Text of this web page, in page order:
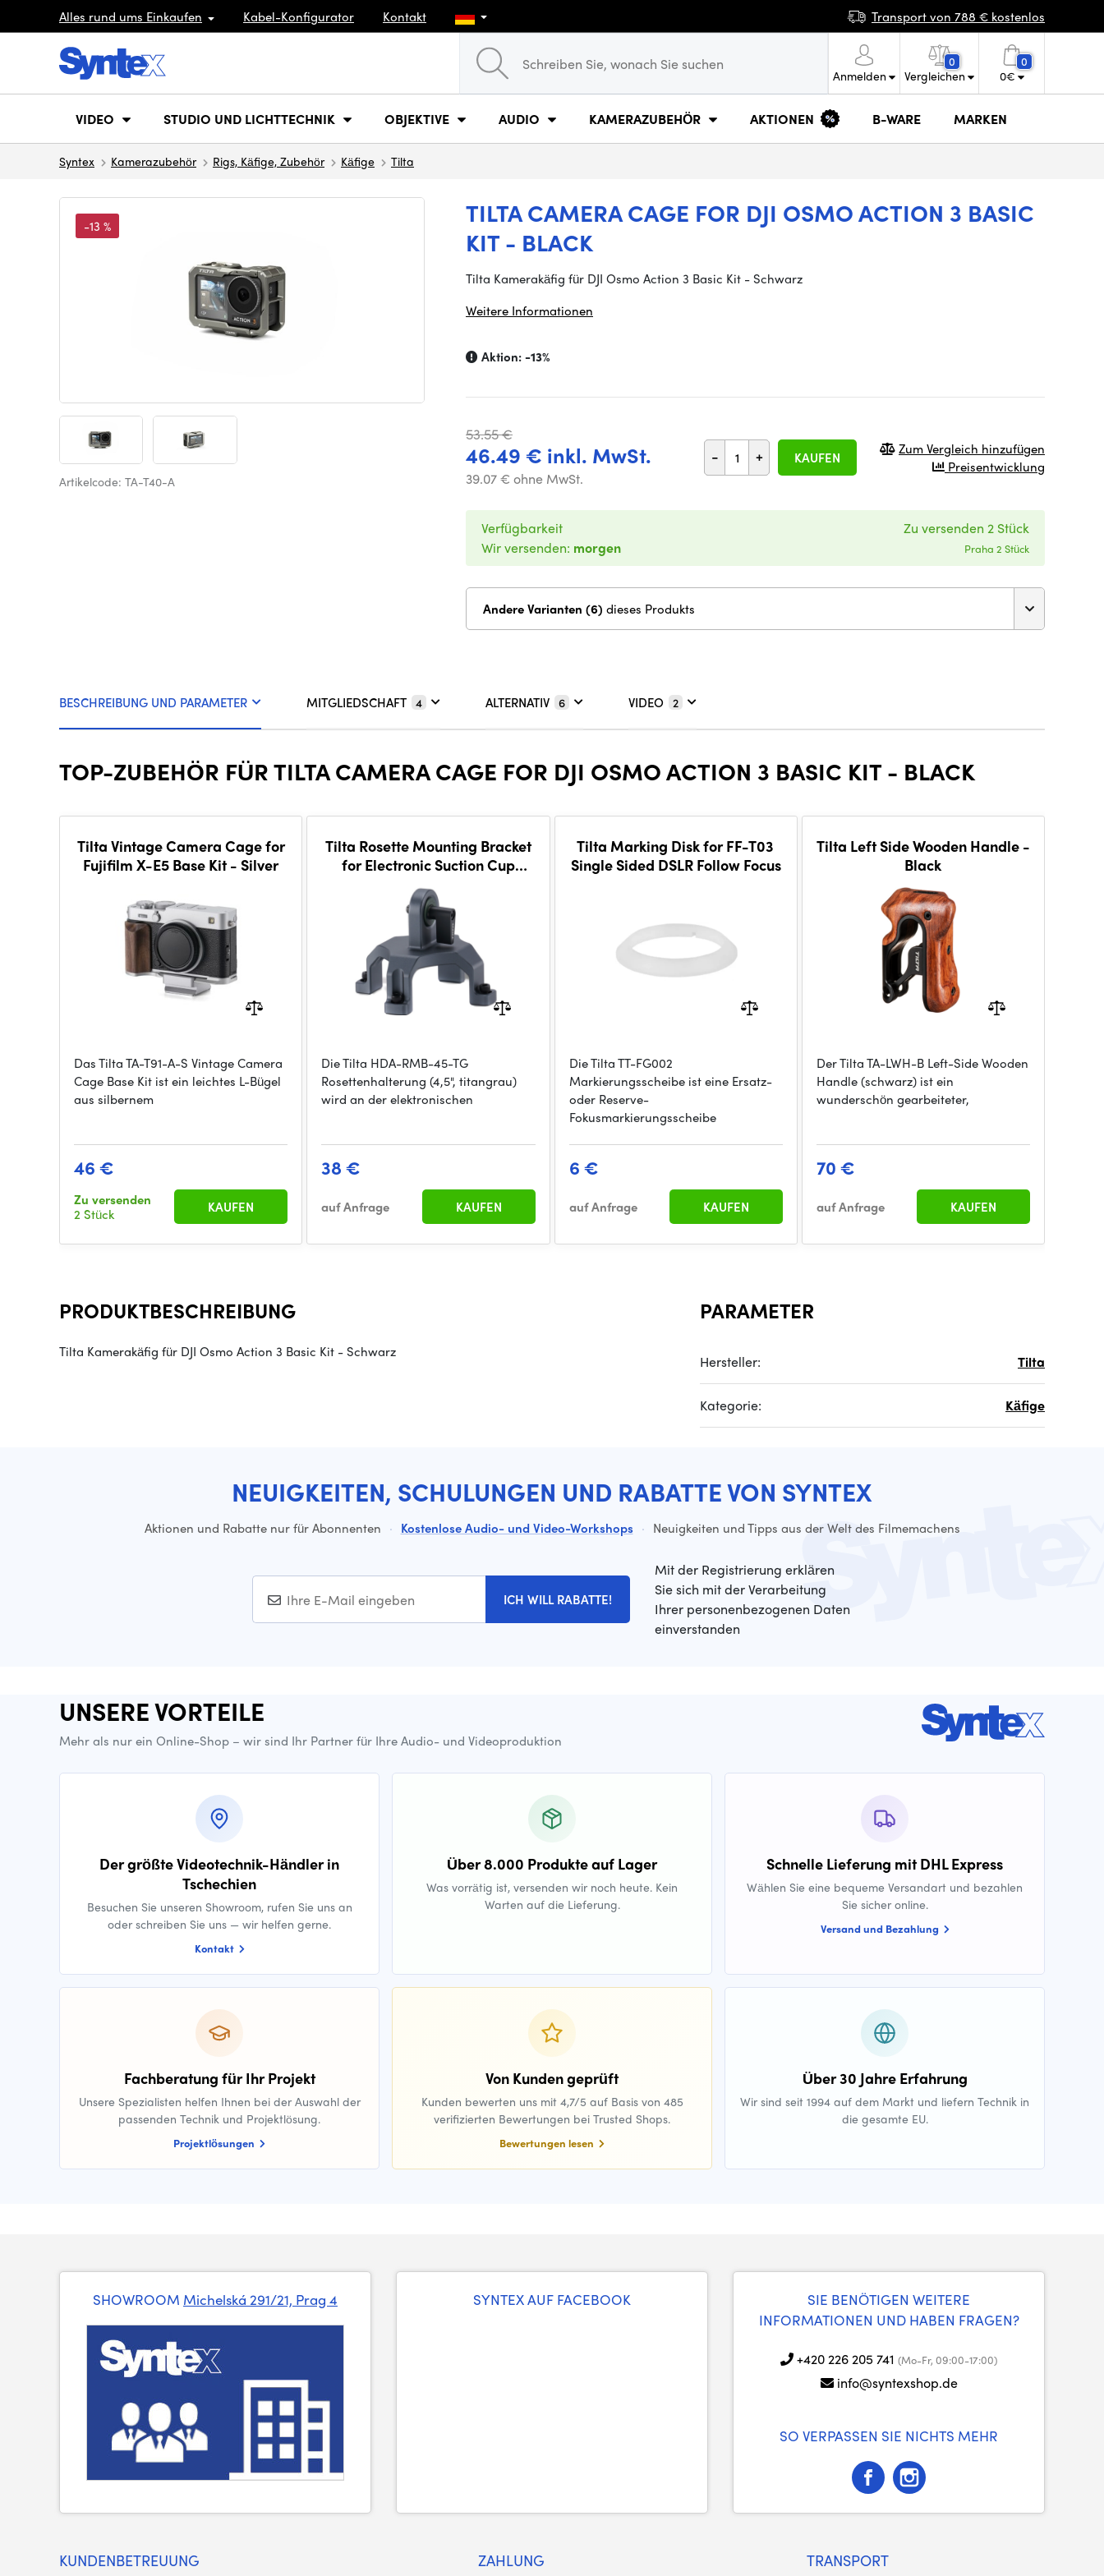
Alles rund ums Einkaufen Kabel-Konfigurator Kontakt Transport von 788 € kostenlos
Anmelden
0
Vergleichen
0
0€
VIDEO STUDIO UND LICHTTECHNIK OBJEKTIVE AUDIO KAMERAZUBEHÖR AKTIONEN B-WARE MARKEN
Syntex Kamerazubehör Rigs, Käfige, Zubehör Käfige Tilta
TILTA CAMERA CAGE FOR DJI OSMO ACTION 3 BASIC
KIT - BLACK
-13 %
Artikelcode: TA-T40-A
Tilta Kamerakäfig für DJI Osmo Action 3 Basic Kit - Schwarz
Weitere Informationen
Aktion:-13%
53.55 €
46.49 € inkl. MwSt.
39.07 € ohne MwSt.
- + KAUFEN
Zum Vergleich hinzufügen
Preisentwicklung
Verfügbarkeit
Wir versenden: morgen
Zu versenden 2 Stück
Praha 2 Stück
Andere Varianten (6) dieses Produkts
BESCHREIBUNG UND PARAMETER MITGLIEDSCHAFT 4 ALTERNATIV 6 VIDEO 2
TOP-ZUBEHÖR FÜR TILTA CAMERA CAGE FOR DJI OSMO ACTION 3 BASIC KIT - BLACK
Tilta Vintage Camera Cage for
Fujifilm X-E5 Base Kit - Silver
Das Tilta TA-T91-A-S Vintage Camera
Cage Base Kit ist ein leichtes L-Bügel
aus silbernem
46 €
Zu versenden
2 Stück
KAUFEN
Tilta Rosette Mounting Bracket
for Electronic Suction Cup
(4.5") - Titanium Gray
Die Tilta HDA-RMB-45-TG
Rosettenhalterung (4,5", titangrau)
wird an der elektronischen
38 €
auf Anfrage KAUFEN
Tilta Marking Disk for FF-T03
Single Sided DSLR Follow Focus
Die Tilta TT-FG002
Markierungsscheibe ist eine Ersatz-
oder Reserve-
Fokusmarkierungsscheibe
6 €
auf Anfrage KAUFEN
Tilta Left Side Wooden Handle -
Black
Der Tilta TA-LWH-B Left-Side Wooden
Handle (schwarz) ist ein
wunderschön gearbeiteter,
70 €
auf Anfrage KAUFEN
PRODUKTBESCHREIBUNG
Tilta Kamerakäfig für DJI Osmo Action 3 Basic Kit - Schwarz
PARAMETER
Hersteller: Tilta
Kategorie: Käfige
NEUIGKEITEN, SCHULUNGEN UND RABATTE VON SYNTEX
Aktionen und Rabatte nur für Abonnenten · Kostenlose Audio- und Video-Workshops · Neuigkeiten und Tipps aus der Welt des Filmemachens
ICH WILL RABATTE!
Mit der Registrierung erklären
Sie sich mit der Verarbeitung
Ihrer personenbezogenen Daten
einverstanden
UNSERE VORTEILE
Mehr als nur ein Online-Shop – wir sind Ihr Partner für Ihre Audio- und Videoproduktion
Der größte Videotechnik-Händler in
Tschechien
Besuchen Sie unseren Showroom, rufen Sie uns an
oder schreiben Sie uns — wir helfen gerne.
Kontakt
Über 8.000 Produkte auf Lager
Was vorrätig ist, versenden wir noch heute. Kein
Warten auf die Lieferung.
Schnelle Lieferung mit DHL Express
Wählen Sie eine bequeme Versandart und bezahlen
Sie sicher online.
Versand und Bezahlung
Fachberatung für Ihr Projekt
Unsere Spezialisten helfen Ihnen bei der Auswahl der
passenden Technik und Projektlösung.
Projektlösungen
Von Kunden geprüft
Kunden bewerten uns mit 4,7/5 auf Basis von 485
verifizierten Bewertungen bei Trusted Shops.
Bewertungen lesen
Über 30 Jahre Erfahrung
Wir sind seit 1994 auf dem Markt und liefern Technik in
die gesamte EU.
SHOWROOM Michelská 291/21, Prag 4 SYNTEX AUF FACEBOOK
SIE BENÖTIGEN WEITERE
INFORMATIONEN UND HABEN FRAGEN?
+420 226 205 741 (Mo-Fr, 09:00-17:00)
info@syntexshop.de
SO VERPASSEN SIE NICHTS MEHR
KUNDENBETREUUNG ZAHLUNG TRANSPORT